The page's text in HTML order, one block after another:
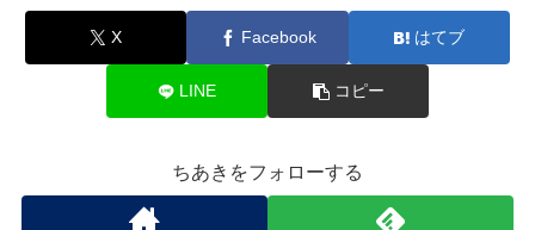
X Facebook はてブ
LINE コピー
ちあきをフォローする